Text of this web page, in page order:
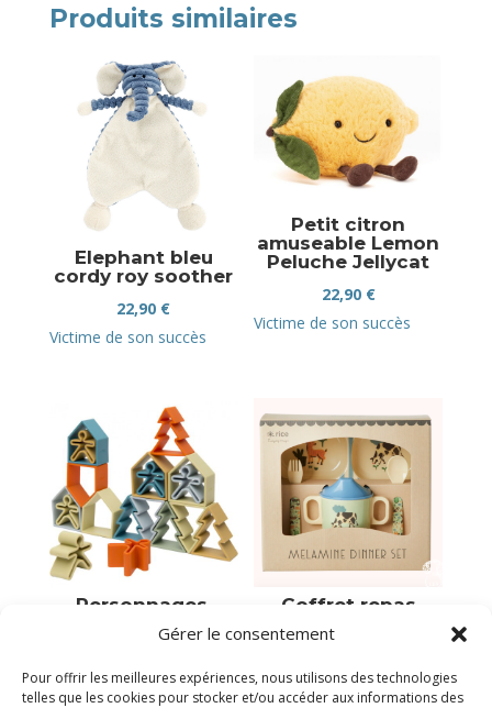
Gérer le consentement
Pour offrir les meilleures expériences, nous utilisons des technologies
telles que les cookies pour stocker et/ou accéder aux informations des
Produits similaires
Elephant bleu
cordy roy soother
22,90 €
Victime de son succès
Petit citron
amuseable Lemon
Peluche Jellycat
22,90 €
Victime de son succès
Personnages,
maisons et arbres
nature 18 pièces
49,99€
Plus que 2 en stock
Coffret repas
bébé melamine
« la ferme »
29,90€
Victime de son succès